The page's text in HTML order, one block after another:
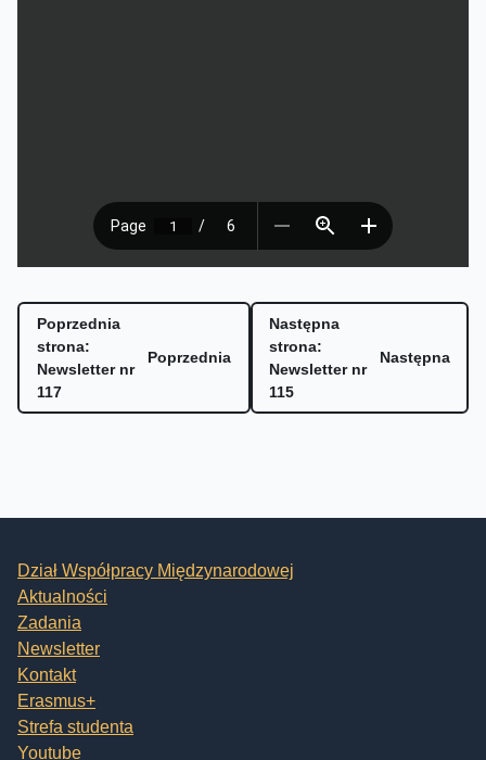
Poprzednia
strona:
Newsletter nr
117
Poprzednia
Następna
strona:
Newsletter nr
115
Następna
Dział Współpracy Międzynarodowej
Aktualności
Zadania
Newsletter
Kontakt
Erasmus+
Strefa studenta
Youtube